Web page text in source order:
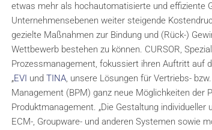
etwas mehr als hochautomatisierte und effiziente
Unternehmensebenen weiter steigende
gezielte Maßnahmen zur Bindung und (Rück-)
Wettbewerb bestehen zu können. CURSOR,
Prozessmanagement, fokussiert ihren Auftritt auf
„EVI und TINA, unsere Lösungen für Vertriebs-
Management (BPM) ganz neue Möglichkeiten der
Produktmanagement. „Die Gestaltung
ECM-, Groupware- und anderen Systemen sowie